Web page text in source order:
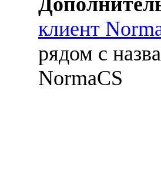
клиент
рядом с
NormaCS